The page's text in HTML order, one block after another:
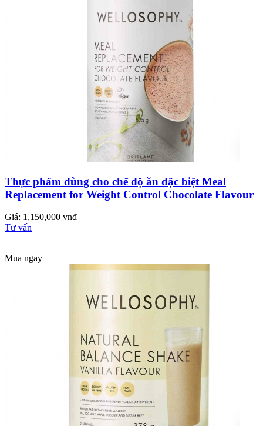
Thực phẩm dùng cho chế độ ăn đặc biệt Meal
Replacement for Weight Control Chocolate Flavour
Giá: 1,150,000 vnđ
Tư vấn
Mua ngay